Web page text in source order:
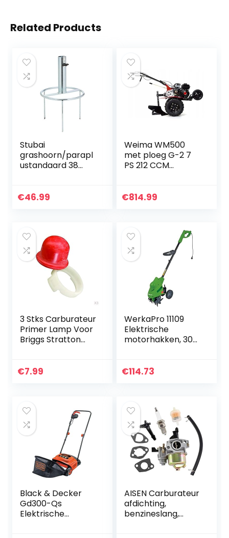
Related Products
Stubai
grashoorn/parapl
ustandaard 38
€46.99
Weima WM500
met ploeg G-2 7
PS 212 CCM
vooruit, 1 achteruit
€814.99
3 Stks Carburateur
Primer Lamp Voor
Briggs Stratton
Onderdelen
€7.99
WerkaPro 11109
Elektrische
motorhakken, 300
verstelbaar en 4
€114.73
Black & Decker
Gd300-Qs
Elektrische
AISEN Carburateur
afdichting,
benzineslang,